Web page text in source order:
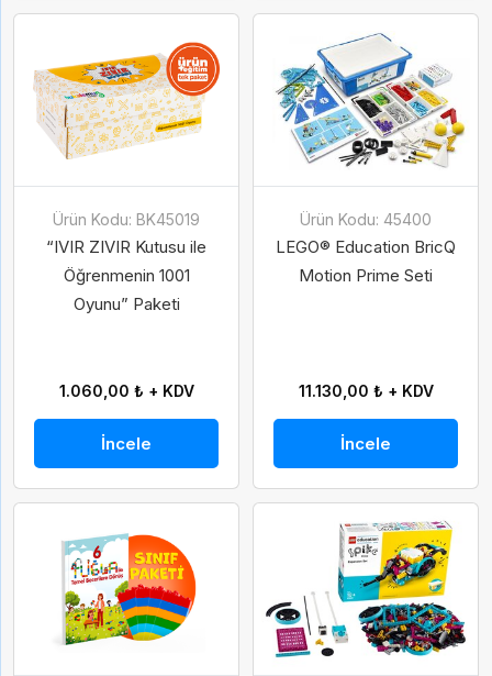
Ürün Kodu: BK45019
“IVIR ZIVIR Kutusu ile
Öğrenmenin 1001
Oyunu” Paketi
1.060,00 ₺ + KDV
İncele
Ürün Kodu: 45400
LEGO® Education BricQ
Motion Prime Seti
11.130,00 ₺ + KDV
İncele